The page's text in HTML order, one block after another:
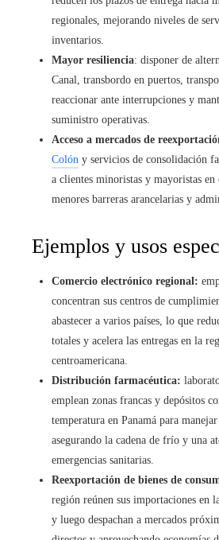
regionales, mejorando niveles de
inventarios.
Mayor resiliencia: disponer de
Canal, transbordo en puertos,
reaccionar ante interrupciones y
suministro operativas.
Acceso a mercados de
Colón y servicios de consolidación
a clientes minoristas y mayoristas
menores barreras arancelarias y
Ejemplos y usos
Comercio electrónico regional:
concentran sus centros de
abastecer a varios países, lo que
totales y acelera las entregas en la
centroamericana.
Distribución farmacéutica:
emplean zonas francas y depósitos
temperatura en Panamá para
asegurando la cadena de frío y una
emergencias sanitarias.
Reexportación de bienes de
región reúnen sus importaciones en
y luego despachan a mercados